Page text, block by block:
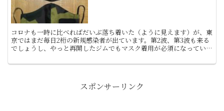
コロナも一時に比べればだいぶ落ち着いた（ように見えます）が、東
京ではまだ毎日2桁の新規感染者が出ています。第2波、第3波も来る
でしょうし、やっと再開したジムでもマスク着用が必須になっている
スポンサーリンク